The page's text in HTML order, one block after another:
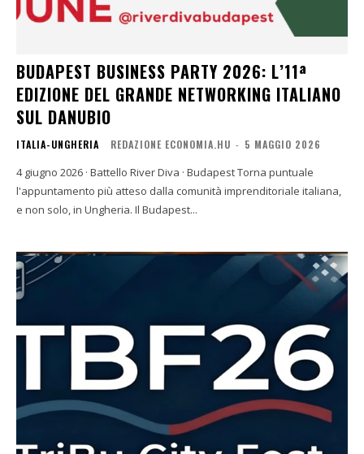
BUDAPEST BUSINESS PARTY 2026: L’11ª
EDIZIONE DEL GRANDE NETWORKING ITALIANO
SUL DANUBIO
ITALIA-UNGHERIA REDAZIONE ECONOMIA.HU - 5 MAGGIO 2026
4 giugno 2026 · Battello River Diva · Budapest Torna puntuale
l'appuntamento più atteso dalla comunità imprenditoriale italiana,
e non solo, in Ungheria. Il Budapest...